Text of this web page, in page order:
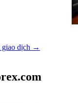
giao dịch →